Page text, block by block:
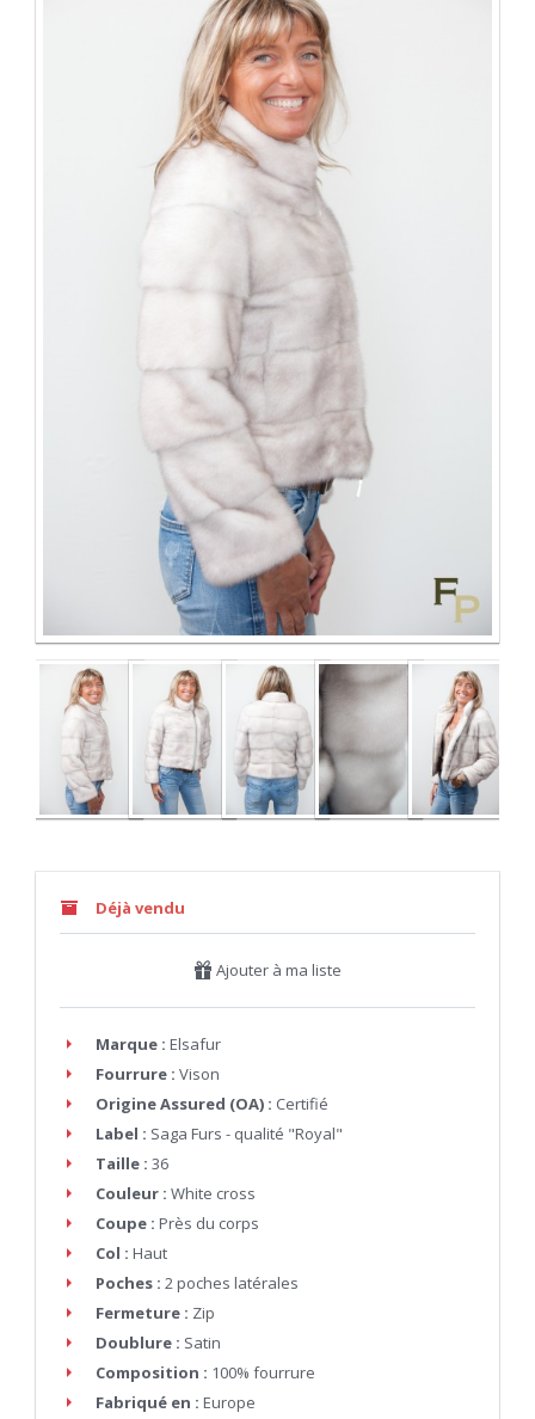
Déjà vendu
Ajouter à ma liste
Marque : Elsafur
Fourrure : Vison
Origine Assured (OA) : Certifié
Label : Saga Furs - qualité "Royal"
Taille : 36
Couleur : White cross
Coupe : Près du corps
Col : Haut
Poches : 2 poches latérales
Fermeture : Zip
Doublure : Satin
Composition : 100% fourrure
Fabriqué en : Europe